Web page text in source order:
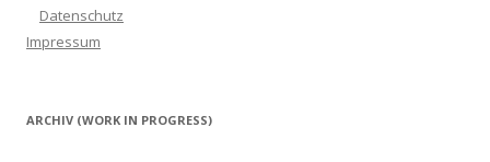
Datenschutz
Impressum
ARCHIV (WORK IN PROGRESS)